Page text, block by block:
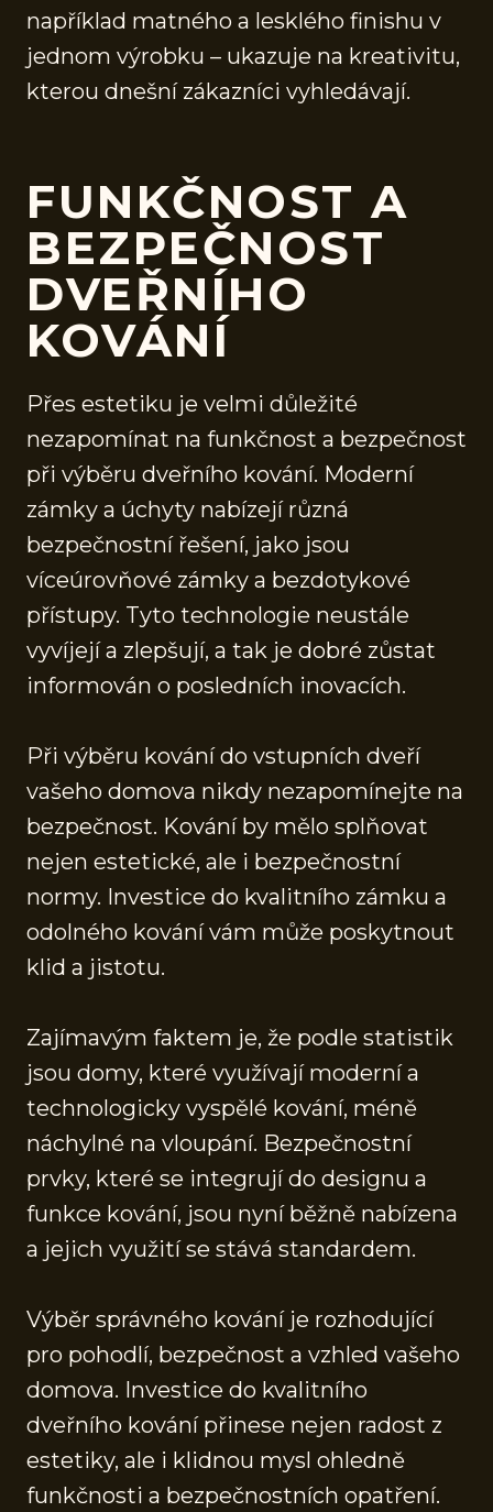
například matného a lesklého finishu v
jednom výrobku – ukazuje na kreativitu,
kterou dnešní zákazníci vyhledávají.
FUNKČNOST A
BEZPEČNOST
DVEŘNÍHO
KOVÁNÍ
Přes estetiku je velmi důležité
nezapomínat na funkčnost a bezpečnost
při výběru dveřního kování. Moderní
zámky a úchyty nabízejí různá
bezpečnostní řešení, jako jsou
víceúrovňové zámky a bezdotykové
přístupy. Tyto technologie neustále
vyvíjejí a zlepšují, a tak je dobré zůstat
informován o posledních inovacích.
Při výběru kování do vstupních dveří
vašeho domova nikdy nezapomínejte na
bezpečnost. Kování by mělo splňovat
nejen estetické, ale i bezpečnostní
normy. Investice do kvalitního zámku a
odolného kování vám může poskytnout
klid a jistotu.
Zajímavým faktem je, že podle statistik
jsou domy, které využívají moderní a
technologicky vyspělé kování, méně
náchylné na vloupání. Bezpečnostní
prvky, které se integrují do designu a
funkce kování, jsou nyní běžně nabízena
a jejich využití se stává standardem.
Výběr správného kování je rozhodující
pro pohodlí, bezpečnost a vzhled vašeho
domova. Investice do kvalitního
dveřního kování přinese nejen radost z
estetiky, ale i klidnou mysl ohledně
funkčnosti a bezpečnostních opatření.